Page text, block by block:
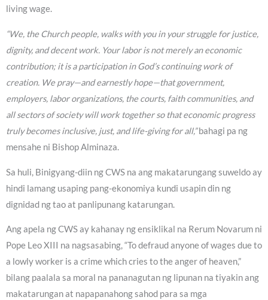
living wage.
“We, the Church people, walks with you in your struggle for justice,
dignity, and decent work. Your labor is not merely an economic
contribution; it is a participation in God’s continuing work of
creation. We pray—and earnestly hope—that government,
employers, labor organizations, the courts, faith communities, and
all sectors of society will work together so that economic progress
truly becomes inclusive, just, and life-giving for all,”bahagi pa ng
mensahe ni Bishop Alminaza.
Sa huli, Binigyang-diin ng CWS na ang makatarungang suweldo ay
hindi lamang usaping pang-ekonomiya kundi usapin din ng
dignidad ng tao at panlipunang katarungan.
Ang apela ng CWS ay kahanay ng ensiklikal na Rerum Novarum ni
Pope Leo XIII na nagsasabing, “To defraud anyone of wages due to
a lowly worker is a crime which cries to the anger of heaven,”
bilang paalala sa moral na pananagutan ng lipunan na tiyakin ang
makatarungan at napapanahong sahod para sa mga